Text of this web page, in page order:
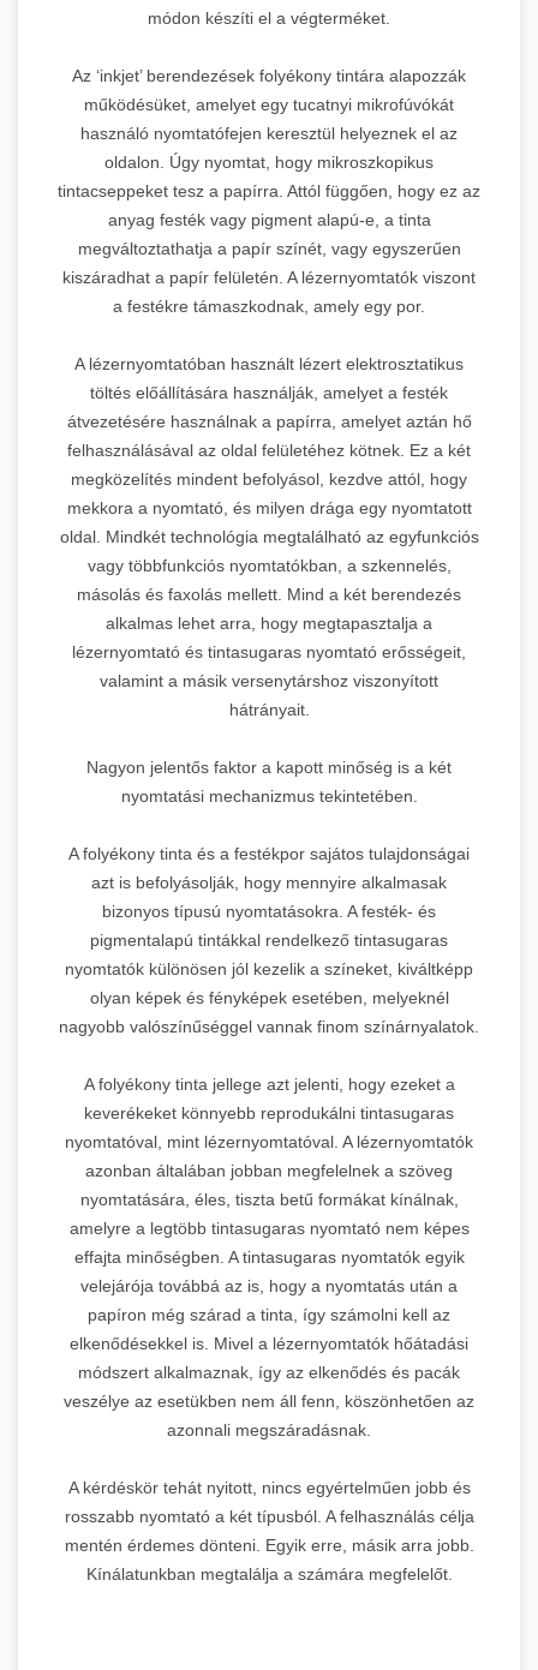
módon készíti el a végterméket.
Az ‘inkjet’ berendezések folyékony tintára alapozzák
működésüket, amelyet egy tucatnyi mikrofúvókát
használó nyomtatófejen keresztül helyeznek el az
oldalon. Úgy nyomtat, hogy mikroszkopikus
tintacseppeket tesz a papírra. Attól függően, hogy ez az
anyag festék vagy pigment alapú-e, a tinta
megváltoztathatja a papír színét, vagy egyszerűen
kiszáradhat a papír felületén. A lézernyomtatók viszont
a festékre támaszkodnak, amely egy por.
A lézernyomtatóban használt lézert elektrosztatikus
töltés előállítására használják, amelyet a festék
átvezetésére használnak a papírra, amelyet aztán hő
felhasználásával az oldal felületéhez kötnek. Ez a két
megközelítés mindent befolyásol, kezdve attól, hogy
mekkora a nyomtató, és milyen drága egy nyomtatott
oldal. Mindkét technológia megtalálható az egyfunkciós
vagy többfunkciós nyomtatókban, a szkennelés,
másolás és faxolás mellett. Mind a két berendezés
alkalmas lehet arra, hogy megtapasztalja a
lézernyomtató és tintasugaras nyomtató erősségeit,
valamint a másik versenytárshoz viszonyított
hátrányait.
Nagyon jelentős faktor a kapott minőség is a két
nyomtatási mechanizmus tekintetében.
A folyékony tinta és a festékpor sajátos tulajdonságai
azt is befolyásolják, hogy mennyire alkalmasak
bizonyos típusú nyomtatásokra. A festék- és
pigmentalapú tintákkal rendelkező tintasugaras
nyomtatók különösen jól kezelik a színeket, kiváltképp
olyan képek és fényképek esetében, melyeknél
nagyobb valószínűséggel vannak finom színárnyalatok.
A folyékony tinta jellege azt jelenti, hogy ezeket a
keverékeket könnyebb reprodukálni tintasugaras
nyomtatóval, mint lézernyomtatóval. A lézernyomtatók
azonban általában jobban megfelelnek a szöveg
nyomtatására, éles, tiszta betű formákat kínálnak,
amelyre a legtöbb tintasugaras nyomtató nem képes
effajta minőségben. A tintasugaras nyomtatók egyik
velejárója továbbá az is, hogy a nyomtatás után a
papíron még szárad a tinta, így számolni kell az
elkenődésekkel is. Mivel a lézernyomtatók hőátadási
módszert alkalmaznak, így az elkenődés és pacák
veszélye az esetükben nem áll fenn, köszönhetően az
azonnali megszáradásnak.
A kérdéskör tehát nyitott, nincs egyértelműen jobb és
rosszabb nyomtató a két típusból. A felhasználás célja
mentén érdemes dönteni. Egyik erre, másik arra jobb.
Kínálatunkban megtalálja a számára megfelelőt.